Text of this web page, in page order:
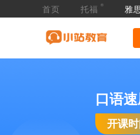
首页 托福 ® 雅
口语
开课